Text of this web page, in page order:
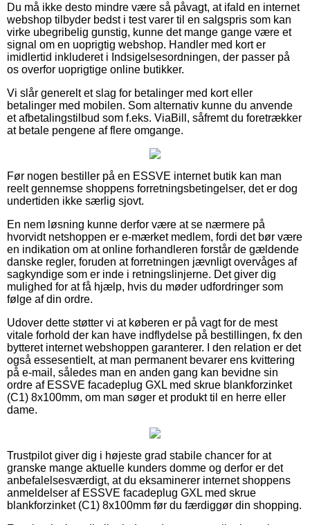
Du må ikke desto mindre være så påvagt, at ifald en internet
webshop tilbyder bedst i test varer til en salgspris som kan
virke ubegribelig gunstig, kunne det mange gange være et
signal om en uoprigtig webshop. Handler med kort er
imidlertid inkluderet i Indsigelsesordningen, der passer på
os overfor uoprigtige online butikker.
Vi slår generelt et slag for betalinger med kort eller
betalinger med mobilen. Som alternativ kunne du anvende
et afbetalingstilbud som f.eks. ViaBill, såfremt du foretrækker
at betale pengene af flere omgange.
Før nogen bestiller på en ESSVE internet butik kan man
reelt gennemse shoppens forretningsbetingelser, det er dog
undertiden ikke særlig sjovt.
En nem løsning kunne derfor være at se nærmere på
hvorvidt netshoppen er e-mærket medlem, fordi det bør være
en indikation om at online forhandleren forstår de gældende
danske regler, foruden at forretningen jævnligt overvåges af
sagkyndige som er inde i retningslinjerne. Det giver dig
mulighed for at få hjælp, hvis du møder udfordringer som
følge af din ordre.
Udover dette støtter vi at køberen er på vagt for de mest
vitale forhold der kan have indflydelse på bestillingen, fx den
bytteret internet webshoppen garanterer. I den relation er det
også essesentielt, at man permanent bevarer ens kvittering
på e-mail, således man en anden gang kan bevidne sin
ordre af ESSVE facadeplug GXL med skrue blankforzinket
(C1) 8x100mm, om man søger et produkt til en herre eller
dame.
Trustpilot giver dig i højeste grad stabile chancer for at
granske mange aktuelle kunders domme og derfor er det
anbefalelsesværdigt, at du eksaminerer internet shoppens
anmeldelser af ESSVE facadeplug GXL med skrue
blankforzinket (C1) 8x100mm før du færdiggør din shopping.